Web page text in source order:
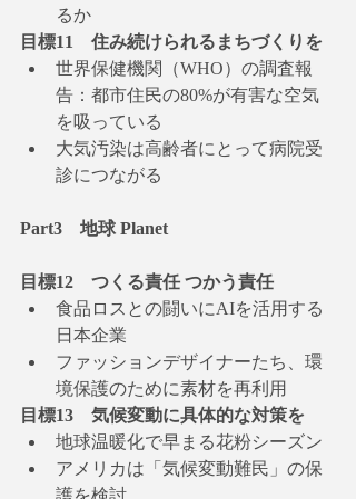
るか
目標11　住み続けられるまちづくりを
世界保健機関（WHO）の調査報
告：都市住民の80%が有害な空気
を吸っている
大気汚染は高齢者にとって病院受
診につながる
Part3　地球 Planet
目標12　つくる責任 つかう責任
食品ロスとの闘いにAIを活用する
日本企業
ファッションデザイナーたち、環
境保護のために素材を再利用
目標13　気候変動に具体的な対策を
地球温暖化で早まる花粉シーズン
アメリカは「気候変動難民」の保
護を検討